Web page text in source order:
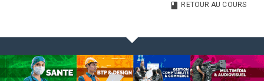
RETOUR AU COURS